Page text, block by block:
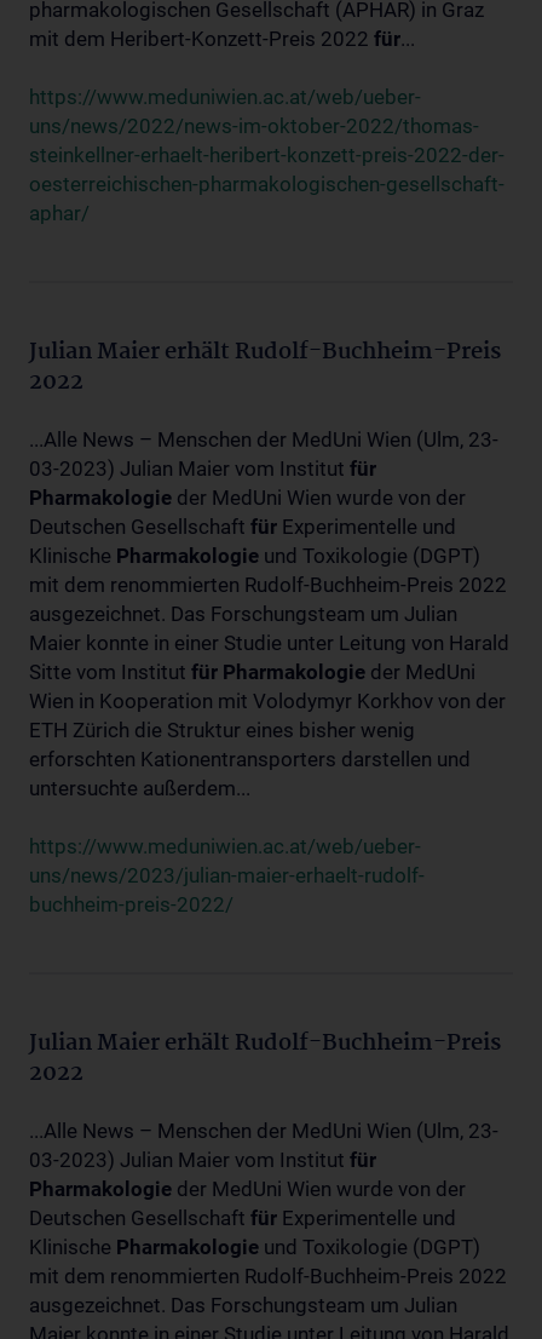
pharmakologischen Gesellschaft (APHAR) in Graz
mit dem Heribert-Konzett-Preis 2022 für...
https://www.meduniwien.ac.at/web/ueber-
uns/news/2022/news-im-oktober-2022/thomas-
steinkellner-erhaelt-heribert-konzett-preis-2022-der-
oesterreichischen-pharmakologischen-gesellschaft-
aphar/
Julian Maier erhält Rudolf-Buchheim-Preis
2022
...Alle News – Menschen der MedUni Wien (Ulm, 23-
03-2023) Julian Maier vom Institut für
Pharmakologie der MedUni Wien wurde von der
Deutschen Gesellschaft für Experimentelle und
Klinische Pharmakologie und Toxikologie (DGPT)
mit dem renommierten Rudolf-Buchheim-Preis 2022
ausgezeichnet. Das Forschungsteam um Julian
Maier konnte in einer Studie unter Leitung von Harald
Sitte vom Institut für Pharmakologie der MedUni
Wien in Kooperation mit Volodymyr Korkhov von der
ETH Zürich die Struktur eines bisher wenig
erforschten Kationentransporters darstellen und
untersuchte außerdem...
https://www.meduniwien.ac.at/web/ueber-
uns/news/2023/julian-maier-erhaelt-rudolf-
buchheim-preis-2022/
Julian Maier erhält Rudolf-Buchheim-Preis
2022
...Alle News – Menschen der MedUni Wien (Ulm, 23-
03-2023) Julian Maier vom Institut für
Pharmakologie der MedUni Wien wurde von der
Deutschen Gesellschaft für Experimentelle und
Klinische Pharmakologie und Toxikologie (DGPT)
mit dem renommierten Rudolf-Buchheim-Preis 2022
ausgezeichnet. Das Forschungsteam um Julian
Maier konnte in einer Studie unter Leitung von Harald